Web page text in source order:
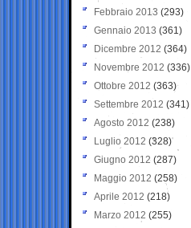
Febbraio 2013 (293)
Gennaio 2013 (361)
Dicembre 2012 (364)
Novembre 2012 (336)
Ottobre 2012 (363)
Settembre 2012 (341)
Agosto 2012 (238)
Luglio 2012 (328)
Giugno 2012 (287)
Maggio 2012 (258)
Aprile 2012 (218)
Marzo 2012 (255)